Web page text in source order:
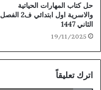
حل كتاب المهارات الحياتية
والاسرية اول ابتدائي ف2 الفصل
الثاني 1447
19/11/2025
اترك تعليقاً